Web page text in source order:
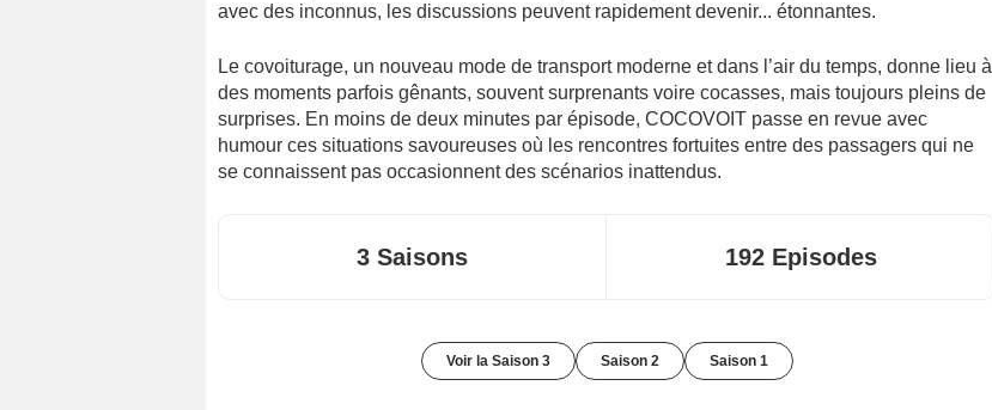
avec des inconnus, les discussions peuvent rapidement devenir... étonnantes.
Le covoiturage, un nouveau mode de transport moderne et dans l’air du temps, donne lieu à
des moments parfois gênants, souvent surprenants voire cocasses, mais toujours pleins de
surprises. En moins de deux minutes par épisode, COCOVOIT passe en revue avec
humour ces situations savoureuses où les rencontres fortuites entre des passagers qui ne
se connaissent pas occasionnent des scénarios inattendus.
3 Saisons 192 Episodes
Voir la Saison 3 Saison 2 Saison 1